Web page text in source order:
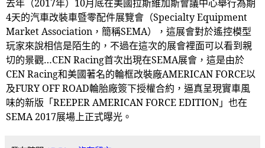
去年（2017年） 10月底在美國拉斯維加斯會議中心舉行為期
4天的汽車改裝車暨零配件展覽會（Specialty Equipment
Market Association ，簡稱SEMA），這展會對於遙控模型
玩家來說相信是陌生的，不過在這次的展會裡面可以看到親
切的景觀…CEN Racing首次出現在SEMA展會，這是由於
CEN Racing和美國著名的輪框改裝廠AMERICAN FORCE以
及FURY OFF ROAD輪胎廠簽下授權合約，逼真呈現實車風
味的新版「REEPER AMERICAN FORCE EDITION」也在
SEMA 2017展場上正式曝光。